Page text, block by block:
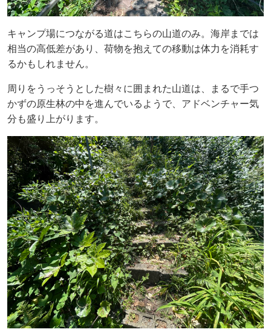
キャンプ場につながる道はこちらの山道のみ。海岸までは
相当の高低差があり、荷物を抱えての移動は体力を消耗す
るかもしれません。
周りをうっそうとした樹々に囲まれた山道は、まるで手つ
かずの原生林の中を進んでいるようで、アドベンチャー気
分も盛り上がります。